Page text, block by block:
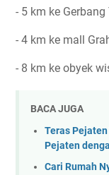
- 5 km ke Gerbang
- 4 km ke mall
- 8 km ke obyek
BACA JUGA
Teras
Pejaten
Cari Rumah